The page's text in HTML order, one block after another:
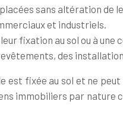
sans altération de
et industriels.
fixation au sol ou à
des
fixée au sol et ne peut
immobiliers par nature